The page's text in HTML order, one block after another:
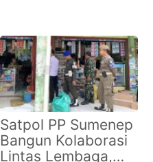
Satpol PP Sumenep
Bangun Kolaborasi
Lintas Lembaga,